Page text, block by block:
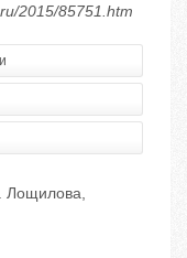
2015/85751.htm
Лощилова,